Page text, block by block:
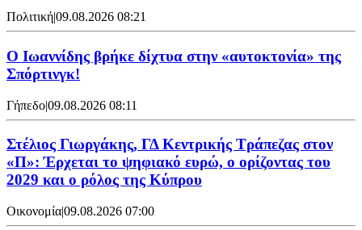
Πολιτική|09.08.2026 08:21
Ο Ιωαννίδης βρήκε δίχτυα στην «αυτοκτονία» της
Σπόρτινγκ!
Γήπεδο|09.08.2026 08:11
Στέλιος Γιωργάκης, ΓΔ Κεντρικής Τράπεζας στον
«Π»: Έρχεται το ψηφιακό ευρώ, ο ορίζοντας του
2029 και ο ρόλος της Κύπρου
Οικονομία|09.08.2026 07:00